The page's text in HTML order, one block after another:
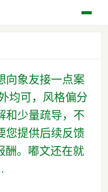
向象友接一点案
均可，风格偏分
和少量疏导，不
您提供后续反馈
酬。嘟文还在就